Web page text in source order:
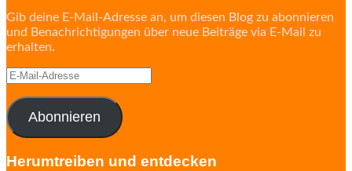
Gib deine E-Mail-Adresse an, um diesen Blog zu abonnieren
und Benachrichtigungen über neue Beiträge via E-Mail zu
erhalten.
E-
Adresse
Abonnieren
Herumtreiben und entdecken